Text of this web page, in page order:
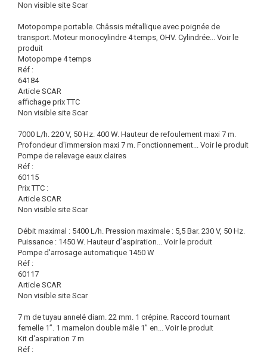
Non visible site Scar
Motopompe portable. Châssis métallique avec poignée de
transport. Moteur monocylindre 4 temps, OHV. Cylindrée... Voir le
produit
Motopompe 4 temps
Réf :
64184
Article SCAR
affichage prix TTC
Non visible site Scar
7000 L/h. 220 V, 50 Hz. 400 W. Hauteur de refoulement maxi 7 m.
Profondeur d'immersion maxi 7 m. Fonctionnement... Voir le produit
Pompe de relevage eaux claires
Réf :
60115
Prix TTC :
Article SCAR
Non visible site Scar
Débit maximal : 5400 L/h. Pression maximale : 5,5 Bar. 230 V, 50 Hz.
Puissance : 1450 W. Hauteur d'aspiration... Voir le produit
Pompe d'arrosage automatique 1450 W
Réf :
60117
Article SCAR
Non visible site Scar
7 m de tuyau annelé diam. 22 mm. 1 crépine. Raccord tournant
femelle 1”. 1 mamelon double mâle 1” en... Voir le produit
Kit d'aspiration 7 m
Réf :